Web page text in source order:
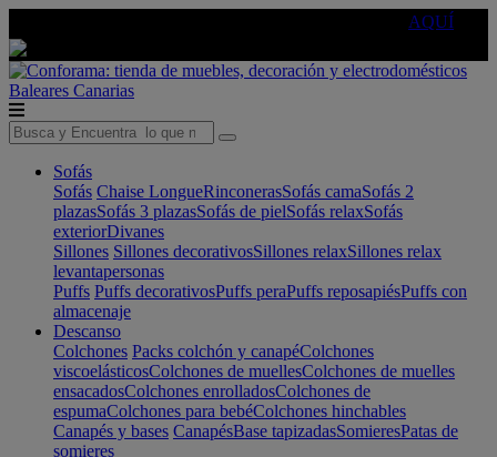
AQUÍ
Baleares Canarias
Sofás
Sofás Chaise LongueRinconerasSofás camaSofás 2
plazasSofás 3 plazasSofás de pielSofás relaxSofás
exteriorDivanes
Sillones Sillones decorativosSillones relaxSillones relax
levantapersonas
Puffs Puffs decorativosPuffs peraPuffs reposapiésPuffs con
almacenaje
Descanso
Colchones Packs colchón y canapéColchones
viscoelásticosColchones de muellesColchones de muelles
ensacadosColchones enrolladosColchones de
espumaColchones para bebéColchones hinchables
Canapés y bases CanapésBase tapizadasSomieresPatas de
somieres